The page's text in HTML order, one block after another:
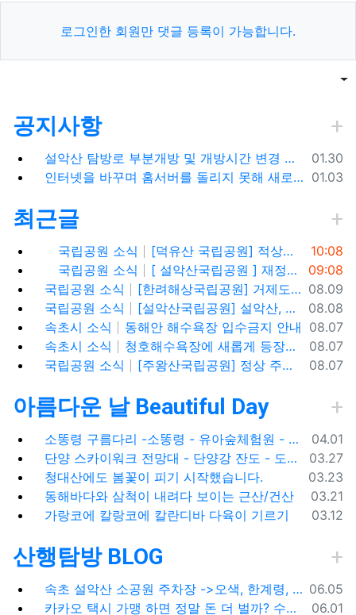
로그인한 회원만 댓글 등록이 가능합니다.
목록게
공지사항
등록일
01.30
설악산 탐방로 부분개방 및 개방시간 변경 안내(1.26.(금), 04:00 기준)
등록일
01.03
인터넷을 바꾸며 홈서버를 돌리지 못해 새로 시작합니다.
최근글
등록일
10:08
국립공원 소식
[덕유산 국립공원] 적상산 전망대 안국사 천일폭포 적상산 사고 구경
등록일
09:08
국립공원 소식
[ 설악산국립공원 ] 재정비 후 확 달라진 모습으로 돌아온 설악산 터줏대감,설악동야영장 (8월)
등록일
08.09
국립공원 소식
[한려해상국립공원] 거제도 신선대, 바람의 언덕(사유지), 우제봉 전망대, 거제도 여행코스
등록일
08.08
국립공원 소식
[설악산국립공원] 설악산, 싱그러운 대청봉과 내설악의 비경을 찾아서
등록일
08.07
속초시 소식
동해안 해수욕장 입수금지 안내
등록일
08.07
속초시 소식
청호해수욕장에 새롭게 등장한 아름다운 조형물! ✨
등록일
08.07
국립공원 소식 [주왕산국립공원] 정상 주봉 코스와 용추협곡 트래킹
아름다운 날 Beautiful Day
등록일
04.01
소똥령 구름다리 -소똥령 - 유아숲체험원 - 장신유원지 / 캠핑장
등록일
03.27
단양 스카이워크 전망대 - 단양강 잔도 - 도담삼봉 / 석문 - 영월 청령포 입장료 주차료
등록일
03.23
청대산에도 봄꽃이 피기 시작했습니다.
등록일
03.21
동해바다와 삼척이 내려다 보이는 근산/건산
등록일
03.12
가랑코에 칼랑코에 칼란디바 다육이 기르기
산행탐방 BLOG
등록일
06.05
속초 설악산 소공원 주차장 ->오색, 한계령, 남교리, 백담사 용대리 택시 예약 방법
등록일
06.01
카카오 택시 가맹 하면 정말 돈 더 벌까? 수수료 대비 수익 분석과 비가맹의 영리한 선택